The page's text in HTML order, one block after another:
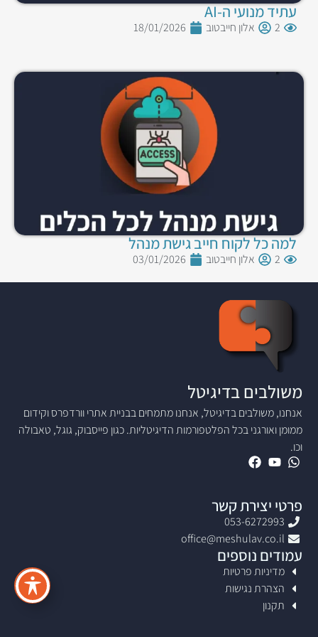
עתיד מנועי ה-AI
2 אלון חייבטוב 18/01/2026
למה כל לקוח חייב גישת מנהל
2 אלון חייבטוב 03/01/2026
משולבים בדיגיטל
אנחנו, משולבים בדיגיטל, אנחנו מתמחים בבניית אתרי וורדפרס וקידום
ממומן ואורגני בכל הפלטפורמות הדיגיטליות. כגון פייסבוק, גוגל, טאבולה
וכו.
פרטי יצירת קשר
053-6272993
office@meshulav.co.il
עמודים נוספים
מדיניות פרטיות
הצהרת נגישות
תקנון